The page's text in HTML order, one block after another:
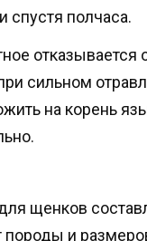
спустя полчаса.
отказывается
сильном
на корень
щенков
породы и